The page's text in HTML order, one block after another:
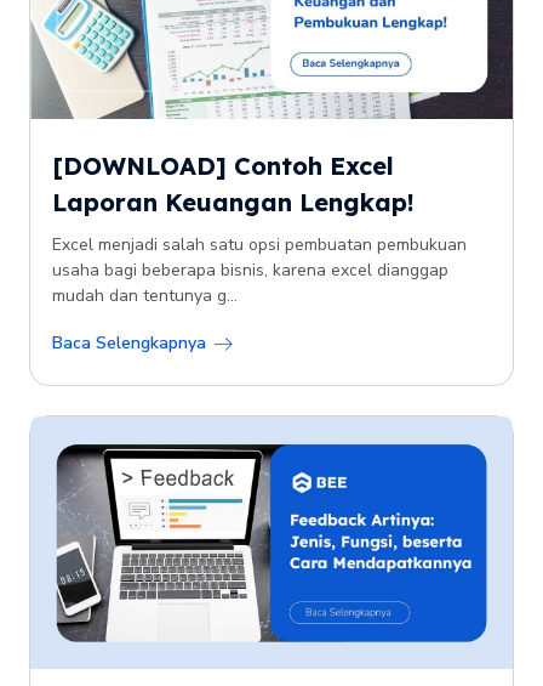
[DOWNLOAD] Contoh Excel
Laporan Keuangan Lengkap!
Excel menjadi salah satu opsi pembuatan pembukuan
usaha bagi beberapa bisnis, karena excel dianggap
mudah dan tentunya g...
Baca Selengkapnya